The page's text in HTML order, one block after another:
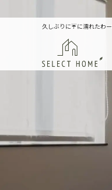
久しぶりに☔に濡れたわ